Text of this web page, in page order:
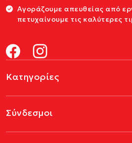
Αγοράζουμε απευθείας από
πετυχαίνουμε τις καλύτερες
Κατηγορίες
Σύνδεσμοι